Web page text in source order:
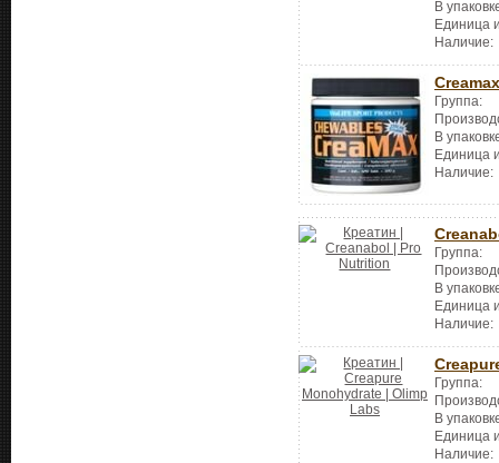
В
Единица
Наличие:
Группа:
В
Единица
Наличие:
Группа:
В
Единица
Наличие:
Группа:
В
Единица
Наличие: